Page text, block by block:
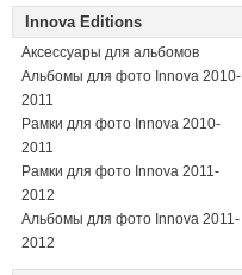
Innova Editions
Аксессуары для альбомов
Альбомы для фото Innova 2010-
2011
Рамки для фото Innova 2010-
2011
Рамки для фото Innova 2011-
2012
Альбомы для фото Innova 2011-
2012